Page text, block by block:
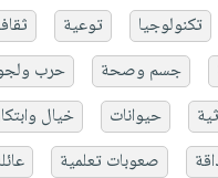
تكنولوجيا توعية
جسم وصحة
حرب
حيوانات خيال
صعوبات تعلمية